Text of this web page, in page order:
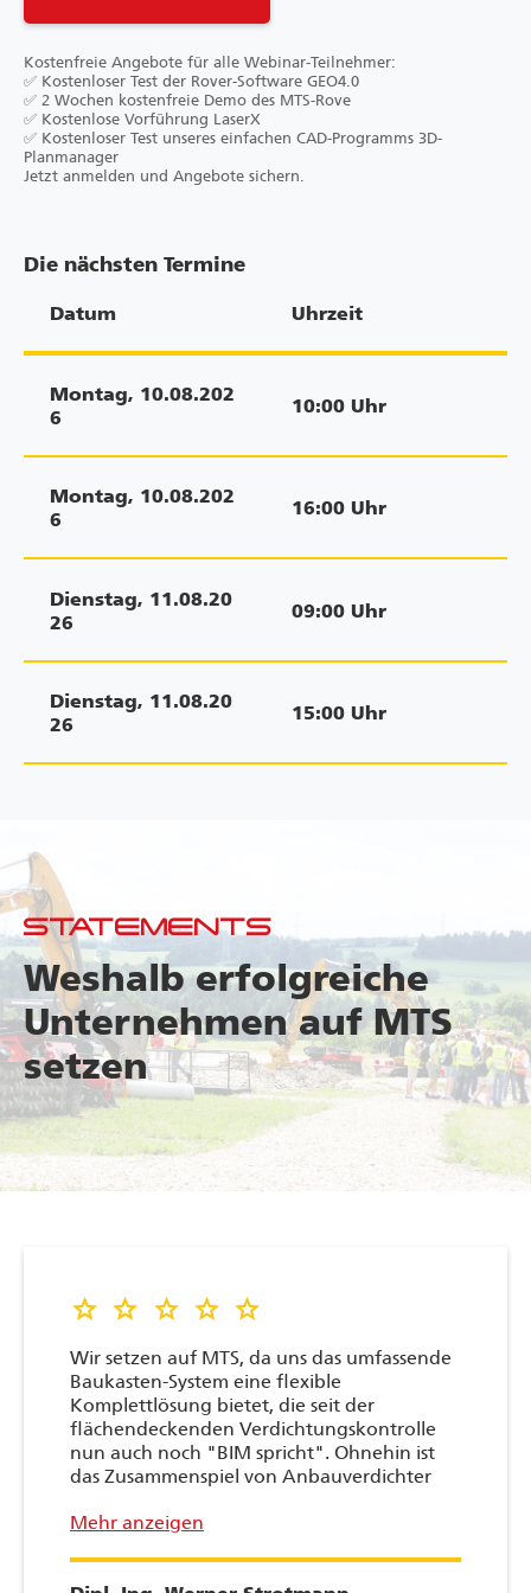
Kostenfreie Angebote für alle Webinar-Teilnehmer:
✅ Kostenloser Test der Rover-Software GEO4.0
✅ 2 Wochen kostenfreie Demo des MTS-Rove
✅ Kostenlose Vorführung LaserX
✅ Kostenloser Test unseres einfachen CAD-Programms 3D-
Planmanager
Jetzt anmelden und Angebote sichern.
Die nächsten Termine
Datum Uhrzeit
Montag, 10.08.202
6
10:00 Uhr
Montag, 10.08.202
6
16:00 Uhr
Dienstag, 11.08.20
26
09:00 Uhr
Dienstag, 11.08.20
26
15:00 Uhr
STATEMENTS
Weshalb erfolgreiche
Unternehmen auf MTS
setzen
star star star star star
Wir setzen auf MTS, da uns das umfassende
Baukasten-System eine flexible
Komplettlösung bietet, die seit der
flächendeckenden Verdichtungskontrolle
nun auch noch "BIM spricht". Ohnehin ist
das Zusammenspiel von Anbauverdichter
Verdichterstationen hochspannend, weil
Mehr anzeigen